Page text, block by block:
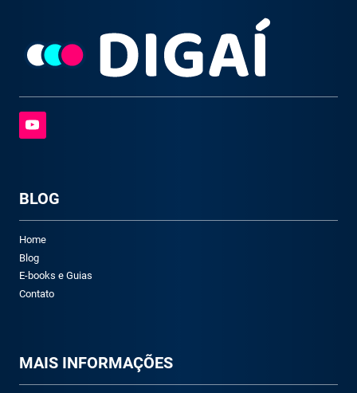
BLOG
Home
Blog
E-books e Guias
Contato
MAIS INFORMAÇÕES